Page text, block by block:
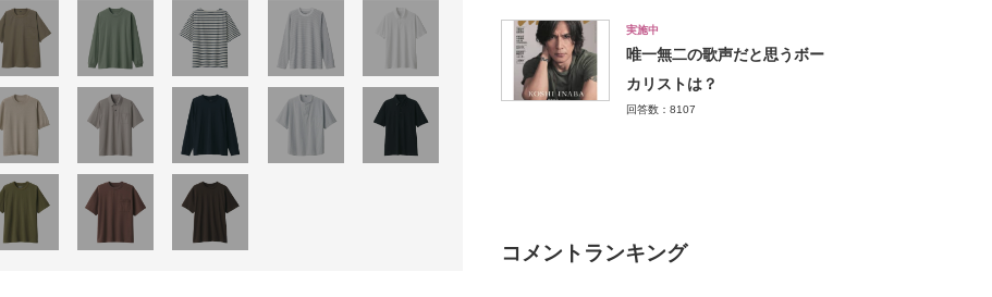
実施中
唯一無二の歌声だと思うボー
カリストは？
回答数：8107
コメントランキング